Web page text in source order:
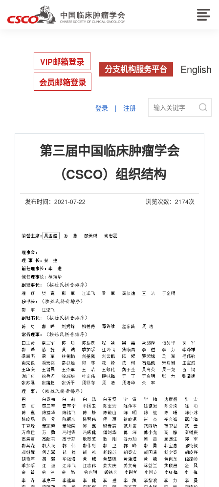
English
分支机构服务平台
VIP邮箱登录
会员邮箱登录

登录 | 注册
第三届中国临床肿瘤学会
（CSCO）组织结构
发布时间：2021-07-22 浏览次数：2174次